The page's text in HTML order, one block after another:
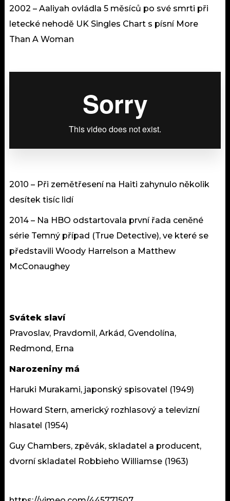
2002 – Aaliyah ovládla 5 měsíců po své smrti při
letecké nehodě UK Singles Chart s písní More
Than A Woman
2010 – Při zemětřesení na Haiti zahynulo několik
desítek tisíc lidí
2014 – Na HBO odstartovala první řada ceněné
série Temný případ (True Detective), ve které se
představili Woody Harrelson a Matthew
McConaughey
Svátek slaví
Pravoslav, Pravdomil, Arkád, Gvendolína,
Redmond, Erna
Narozeniny má
Haruki Murakami, japonský spisovatel (1949)
Howard Stern, americký rozhlasový a televizní
hlasatel (1954)
Guy Chambers, zpěvák, skladatel a producent,
dvorní skladatel Robbieho Williamse (1963)